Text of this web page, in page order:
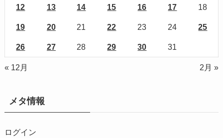
12 13 14 15 16 17 18
19 20 21 22 23 24 25
26 27 28 29 30 31
« 12月 2月 »
メタ情報
ログイン